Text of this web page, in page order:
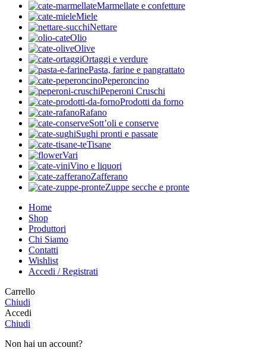
Marmellate e confetture
Miele
Nettare
Olio
Olive
Ortaggi e verdure
Pasta, farine e pangrattato
Peperoncino
Peperoni Cruschi
Prodotti da forno
Rafano
Sott’oli e conserve
Sughi pronti e passate
Tisane
Vari
Vino e liquori
Zafferano
Zuppe secche e pronte
Home
Shop
Produttori
Chi Siamo
Contatti
Wishlist
Accedi / Registrati
Carrello
Chiudi
Accedi
Chiudi
Non hai un account?